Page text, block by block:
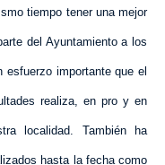
tiempo tener una mejor
del Ayuntamiento a los
importante que el
realiza, en pro y en
localidad. También ha
hasta la fecha como